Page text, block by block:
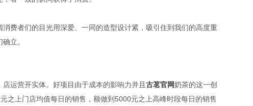
费者们的目光用深爱、一同的造型设计紧，吸引住到我们的高度重
立。
运营开实体。好项目由于成本的影响力并且 古茗官网奶茶的这一创
之上门店均值每日的销售，额做到5000元之上高峰时段每日的销售